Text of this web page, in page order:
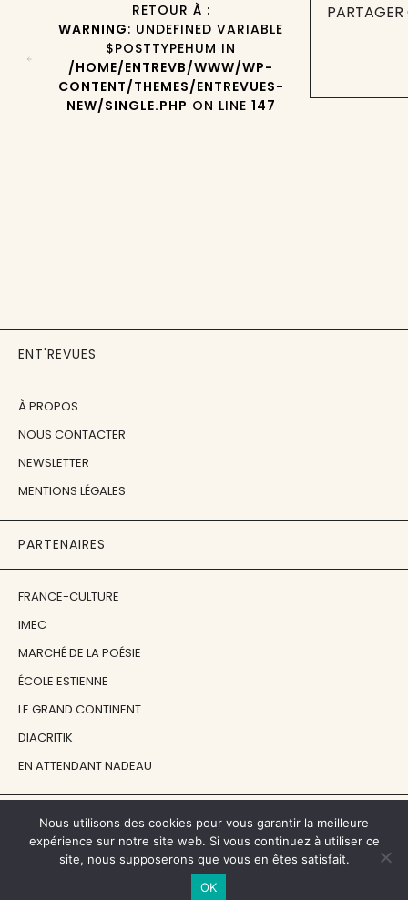
RETOUR À :
WARNING: UNDEFINED VARIABLE
$POSTTYPEHUM IN
/HOME/ENTREVB/WWW/WP-
CONTENT/THEMES/ENTREVUES-
NEW/SINGLE.PHP ON LINE 147
ENT'REVUES
À PROPOS
NOUS CONTACTER
NEWSLETTER
MENTIONS LÉGALES
PARTENAIRES
FRANCE-CULTURE
IMEC
MARCHÉ DE LA POÉSIE
ÉCOLE ESTIENNE
LE GRAND CONTINENT
DIACRITIK
EN ATTENDANT NADEAU
NOS SOUTIENS
CENTRE NATIONAL DU LIVRE
Nous utilisons des cookies pour vous garantir la meilleure
expérience sur notre site web. Si vous continuez à utiliser ce
site, nous supposerons que vous en êtes satisfait.
OK